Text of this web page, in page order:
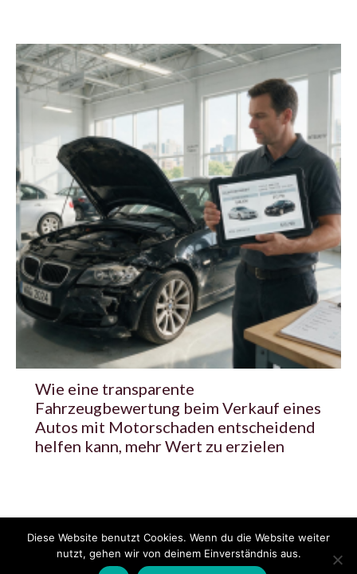
Wie eine transparente
Fahrzeugbewertung beim Verkauf eines
Autos mit Motorschaden entscheidend
helfen kann, mehr Wert zu erzielen
© 2020 - 2025 Copyright - KFZzeitung.com
Datenschutzerklärung FAQ Kontakt Impressum
Diese Website benutzt Cookies. Wenn du die Website weiter
nutzt, gehen wir von deinem Einverständnis aus.